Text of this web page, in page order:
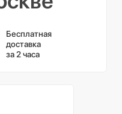
Бесплатная
доставка
за 2 часа